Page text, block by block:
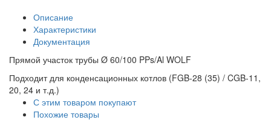
Описание
Характеристики
Документация
Прямой участок трубы Ø 60/100 PPs/Al WOLF
Подходит для конденсационных котлов (FGB-28 (35) / CGB-11,
20, 24 и т.д.)
С этим товаром покупают
Похожие товары